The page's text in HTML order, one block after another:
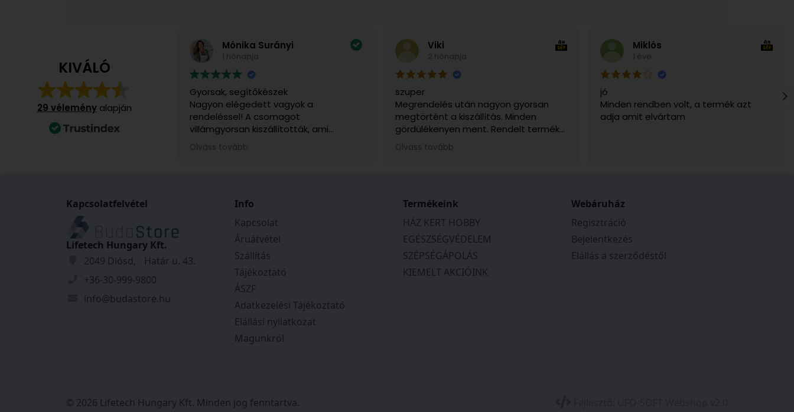
KIVÁLÓ
29 véleményalapján
Mónika Surányi
1 hónapja
Gyorsak, segítőkészek
Nagyon elégedett vagyok a
rendeléssel! A csomagot
villámgyorsan kiszállították, ami
számomra különösen fontos volt, mert
ajándékba rendeltem. Telefonon is
időpontjáról pontos tájékoztatást
szerint történt. Csak ajánlani tudom
Olvass tovább
Viki
2 hónapja
szuper
Megrendelés után nagyon gyorsan
megtörtént a kiszállítás. Minden
gördülékenyen ment. Rendelt termék
sérülésmentesen érkezett meg. Csak
ajánlani tudom.
Olvass tovább
Miklós
1 éve
jó
Minden rendben volt, a termék azt
adja amit elvártam
Kapcsolatfelvétel
Lifetech Hungary Kft.
2049 Diósd, Határ u. 43.
+36-30-999-9800
info@budastore.hu
Info
Kapcsolat
Áruátvétel
Szállítás
Tájékoztató
ÁSZF
Adatkezelési Tájékoztató
Elállási nyilatkozat
Magunkról
Termékeink
HÁZ KERT HOBBY
EGÉSZSÉGVÉDELEM
SZÉPSÉGÁPOLÁS
KIEMELT AKCIÓINK
Webáruház
Regisztráció
Bejelentkezés
Elállás a szerződéstől
© 2026 Lifetech Hungary Kft. Minden jog fenntartva.